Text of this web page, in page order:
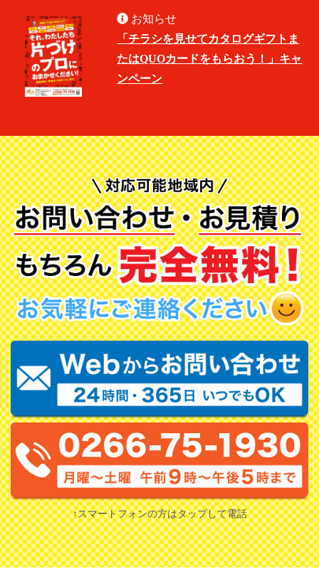
お知らせ
「チラシを見せてカタログギフトま
たはQUOカードをもらおう！」キャ
ンペーン
↑スマートフォンの方はタップして電話